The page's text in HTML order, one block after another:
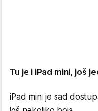
Tu je i iPad mini, još
iPad mini je sad